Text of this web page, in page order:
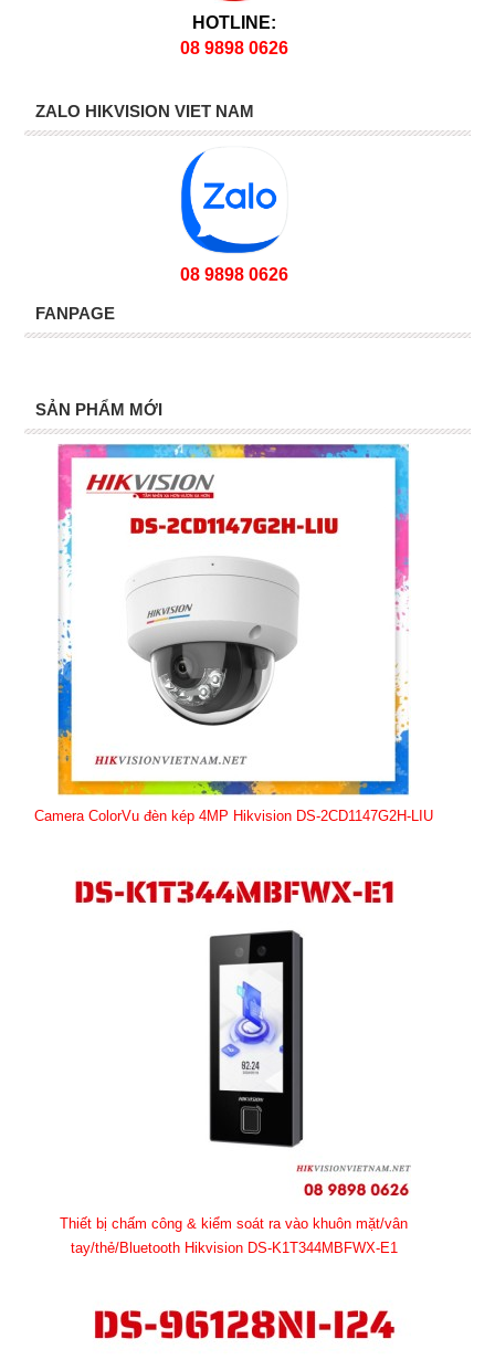
HOTLINE:
08 9898 0626
ZALO HIKVISION VIET NAM
08 9898 0626
FANPAGE
SẢN PHẨM MỚI
Camera ColorVu đèn kép 4MP Hikvision DS-2CD1147G2H-LIU
Thiết bị chấm công & kiểm soát ra vào khuôn mặt/vân
tay/thẻ/Bluetooth Hikvision DS-K1T344MBFWX-E1